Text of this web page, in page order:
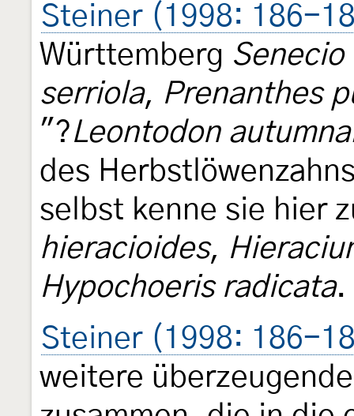
Steiner (1998: 186-
Württemberg
serriola, Prenanthes
"?Leontodon
des
selbst kenne sie hier
hieracioides,
Hypochoeris radicata.
Steiner (1998: 186-
weitere